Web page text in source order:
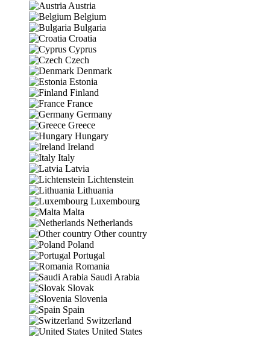
Austria
Belgium
Bulgaria
Croatia
Cyprus
Czech
Denmark
Estonia
Finland
France
Germany
Greece
Hungary
Ireland
Italy
Latvia
Lichtenstein
Lithuania
Luxembourg
Malta
Netherlands
Other country
Poland
Portugal
Romania
Saudi Arabia
Slovak
Slovenia
Spain
Switzerland
United States